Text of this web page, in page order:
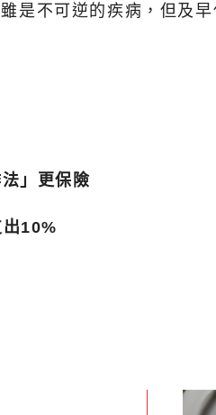
是不可逆的疾病，但及
」更保險
10%